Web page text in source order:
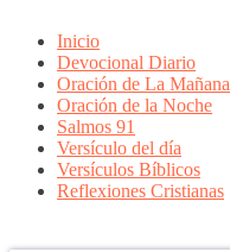
Inicio
Devocional Diario
Oración de La Mañana
Oración de la Noche
Salmos 91
Versículo del día
Versículos Bíblicos
Reflexiones Cristianas